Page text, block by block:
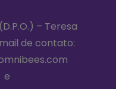
– Teresa
de contato:
e